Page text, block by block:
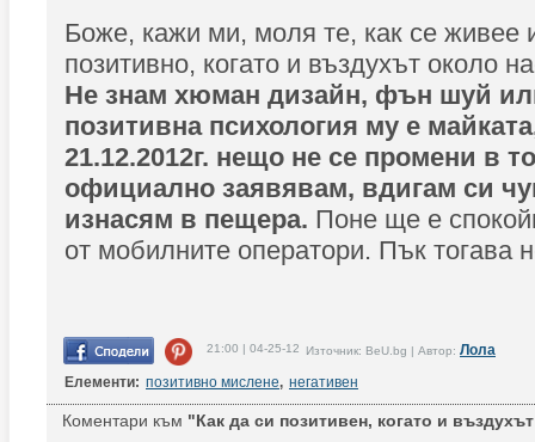
Боже, кажи ми, моля те, как се живее
позитивно, когато и въздухът около
Не знам хюман дизайн, фън шуй
позитивна психология му е
21.12.2012г. нещо не се промени в
официално заявявам, вдигам си
изнасям в пещера. Поне ще е
от мобилните оператори. Пък тогава
21:00 | 04-25-12 Източник: BeU.bg | Автор: Лола
Елементи: позитивно мислене, негативен
Коментари към "Как да си позитивен, когато и